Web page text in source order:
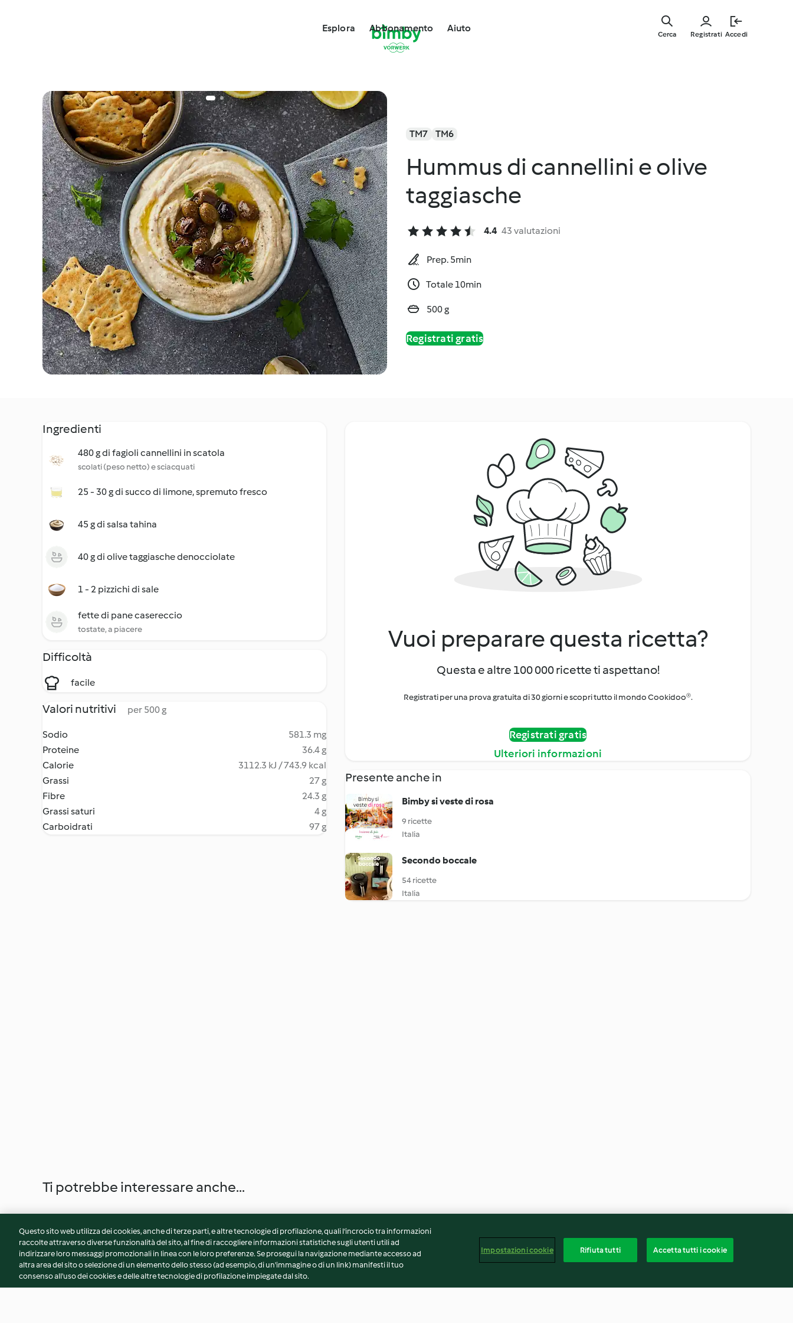
Esplora Abbonamento Aiuto
Registrati Accedi
Cerca
TM7 TM6
Hummus di cannellini e olive
taggiasche
4.4 43 valutazioni
Prep. 5min
Totale 10min
500 g
Registrati gratis
Ingredienti
480 g di fagioli cannellini in scatola
scolati (peso netto) e sciacquati
25 - 30 g di succo di limone, spremuto fresco
45 g di salsa tahina
40 g di olive taggiasche denocciolate
1 - 2 pizzichi di sale
fette di pane casereccio
tostate, a piacere
Difficoltà
facile
Valori nutritivi per 500 g
Sodio
581.3 mg
Proteine
36.4 g
Calorie
3112.3 kJ / 743.9 kcal
Grassi
27 g
Fibre
24.3 g
Grassi saturi
4 g
Carboidrati
97 g
Vuoi preparare questa ricetta?
Questa e altre 100 000 ricette ti aspettano!
Registrati per una prova gratuita di 30 giorni e scopri tutto il mondo Cookidoo®.
Registrati gratis
Ulteriori informazioni
Presente anche in
Bimby si veste di rosa
9 ricette
Italia
Secondo boccale
54 ricette
Italia
Ti potrebbe interessare anche...
Questo sito web utilizza dei cookies, anche di terze parti, e altre tecnologie di profilazione, quali l’incrocio tra informazioni
raccolte attraverso diverse funzionalità del sito, al fine di raccogliere informazioni statistiche sugli utenti utili ad
indirizzare loro messaggi promozionali in linea con le loro preferenze. Se prosegui la navigazione mediante accesso ad
altra area del sito o selezione di un elemento dello stesso (ad esempio, di un'immagine o di un link) manifesti il tuo
consenso all'uso dei cookies e delle altre tecnologie di profilazione impiegate dal sito.
Impostazioni cookie Rifiuta tutti Accetta tutti i cookie